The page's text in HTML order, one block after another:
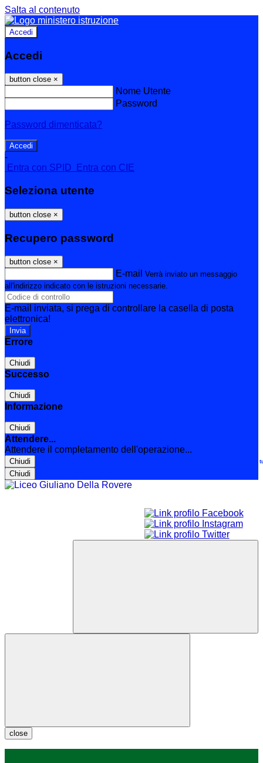
Salta al contenuto
Accedi
Accedi
button close ×
Nome Utente
Password
Password dimenticata?
-
Entra con SPID
Entra con CIE
Seleziona utente
button close ×
Recupero password
button close ×
E-mail Verrà inviato un messaggio
all'indirizzo indicato con le istruzioni necessarie.
E-mail inviata, si prega di controllare la casella di posta
elettronica!
Errore
Chiudi
Successo
Chiudi
Informazione
Chiudi
Attendere...
Attendere il completamento dell'operazione...
Chiudi
Chiudi
Le
close